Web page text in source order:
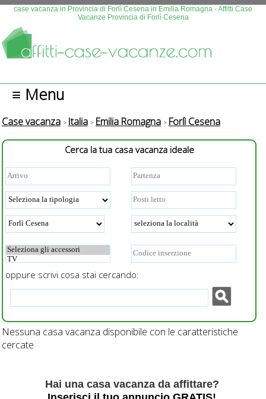
case vacanza in Provincia di Forlì Cesena in Emilia Romagna - Affitti Case
Vacanze Provincia di Forlì Cesena
Questo sito fa uso di cookies. Continuando la navigazione se
≡ Menu
Case vacanza Italia Emilia Romagna Forlì Cesena
Cerca la tua casa vacanza ideale
oppure scrivi cosa stai cercando:
Nessuna casa vacanza disponibile con le caratteristiche
cercate
Hai una casa vacanza da affittare?